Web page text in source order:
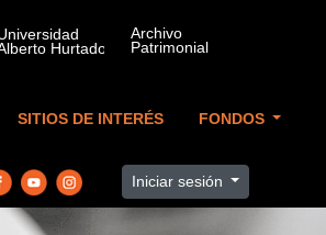
SITIOS DE INTERÉS FONDOS
Iniciar sesión